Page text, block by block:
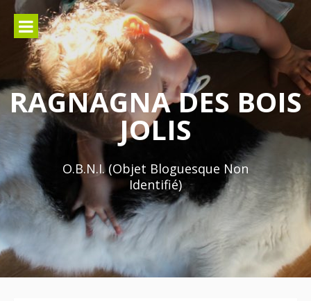
Aller
contenu
RAGNAGNA DES BOIS
JOLIS
O.B.N.I. (Objet Bloguesque Non
Identifié)